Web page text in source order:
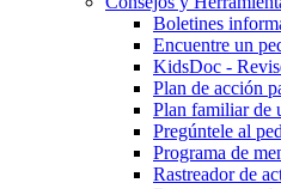
Boletines
Encuentre un
KidsDoc -
Plan de acción
Plan familiar de
Pregúntele al
Programa de
Rastre​​ador de